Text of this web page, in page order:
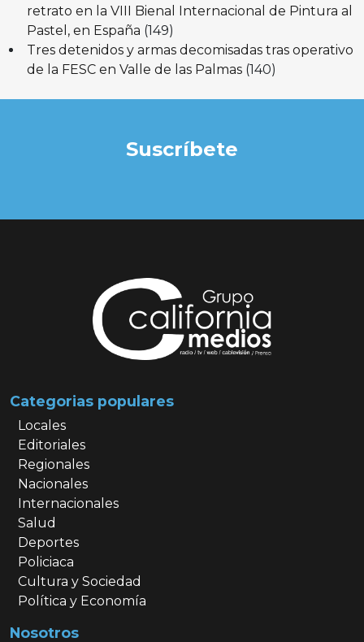
retrato en la VIII Bienal Internacional de Pintura al
Pastel, en España (149)
Tres detenidos y armas decomisadas tras operativo
de la FESC en Valle de las Palmas (140)
Suscríbete
Categorias populares
Locales
Editoriales
Regionales
Nacionales
Internacionales
Salud
Deportes
Policiaca
Cultura y Sociedad
Política y Economía
Nosotros